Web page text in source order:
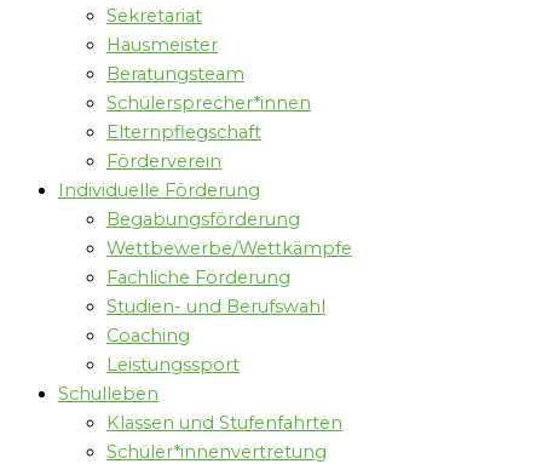
Sekretariat
Hausmeister
Beratungsteam
Schülersprecher*innen
Elternpflegschaft
Förderverein
Individuelle Förderung
Begabungsförderung
Wettbewerbe/Wettkämpfe
Fachliche Förderung
Studien- und Berufswahl
Coaching
Leistungssport
Schulleben
Klassen und Stufenfahrten
Schüler*innenvertretung